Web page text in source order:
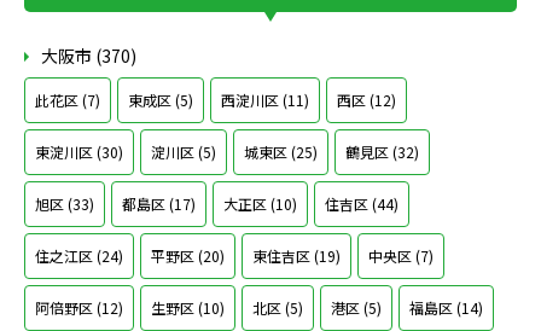
大阪市 (370)
此花区 (7) 東成区 (5) 西淀川区 (11) 西区 (12)
東淀川区 (30) 淀川区 (5) 城東区 (25) 鶴見区 (32)
旭区 (33) 都島区 (17) 大正区 (10) 住吉区 (44)
住之江区 (24) 平野区 (20) 東住吉区 (19) 中央区 (7)
阿倍野区 (12) 生野区 (10) 北区 (5) 港区 (5) 福島区 (14)